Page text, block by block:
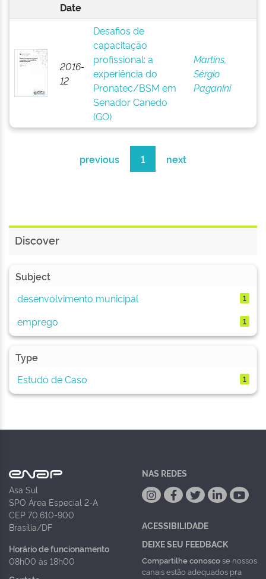
Date
2016-
12
Desafios de
capacitação
profissional: a
experiência do
Pronatec/BSM em
Senador Canedo
(GO)
Martins,
Sérgio
Paganini
previous 1 next
Discover
Subject
desenvolvimento municipal
1
emprego 1
Type
Estudo de Caso
1
Asa Sul
SPO Área Especial 2-A
CEP 70.610-900
Brasília/DF
Horário de funcionamento
08h00 às 18h00
NAS REDES
ACESSIBILIDADE
DEIXE SEU FEEDBACK
Compartilhe conoscose nossos
canais estão adequados pra